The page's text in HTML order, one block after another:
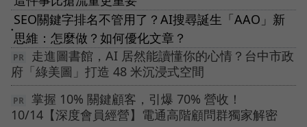
●
SEO關鍵字排名不管用了？AI搜尋誕生「AAO」新
思維：怎麼做？如何優化文章？
走進圖書館，AI 居然能讀懂你的心情？台中市政
府「綠美圖」打造 48 米沉浸式空間
掌握 10% 關鍵顧客，引爆 70% 營收！
10/14【深度會員經營】電通高階顧問群獨家解密